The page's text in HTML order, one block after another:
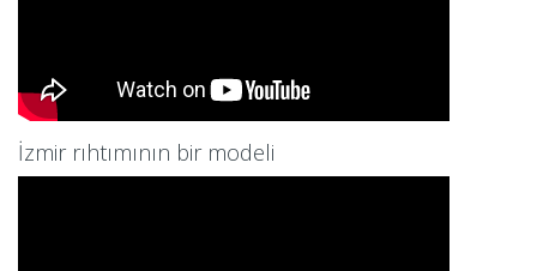
İzmir rıhtımının bir modeli